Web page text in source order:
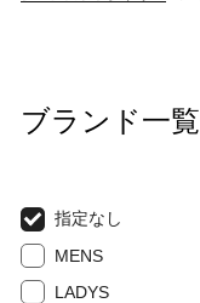
ブランド一覧
指定なし
MENS
LADYS